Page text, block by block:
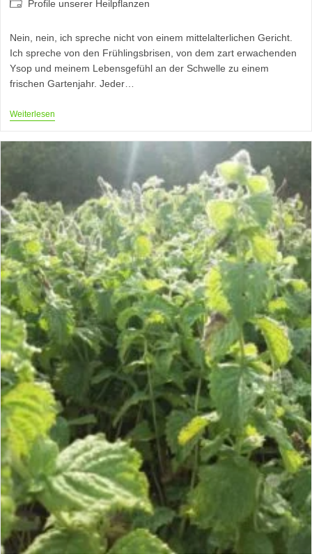
Beitrags-Profile unserer Heilpflanzen
Nein, nein, ich spreche nicht von einem mittelalterlichen Gericht.
Ich spreche von den Frühlingsbrisen, von dem zart erwachenden
Ysop und meinem Lebensgefühl an der Schwelle zu einem
frischen Gartenjahr. Jeder…
WeiterlesenWie